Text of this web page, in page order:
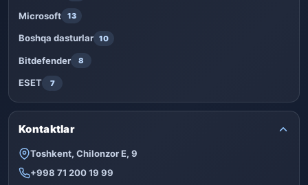
Microsoft 13
Boshqa dasturlar 10
Bitdefender 8
ESET 7
Kontaktlar
Toshkent, Chilonzor E, 9
+998 71 200 19 99